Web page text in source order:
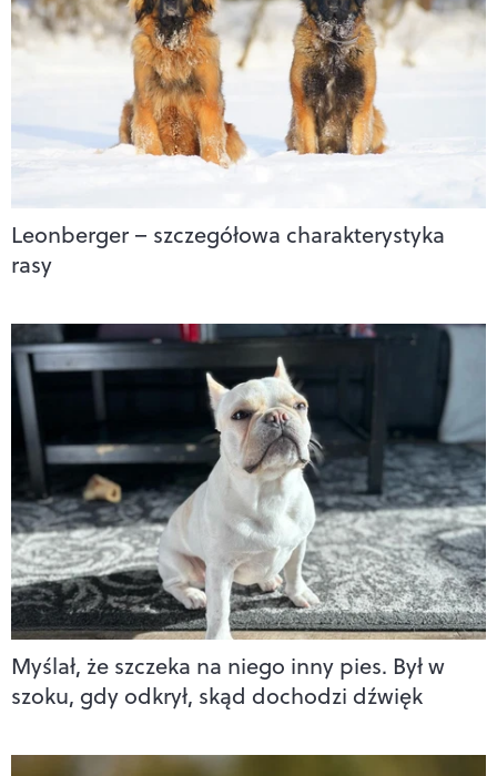
Leonberger – szczegółowa charakterystyka
rasy
Myślał, że szczeka na niego inny pies. Był w
szoku, gdy odkrył, skąd dochodzi dźwięk